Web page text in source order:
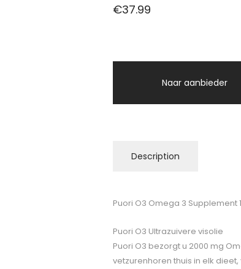
€37.99
Naar aanbieder
Description
Puori O3 Omega 3 Supplement
Puori O3 Ultrazuivere visolie
Puori O3 bezorgt u 2000 mg
vetzurenhoren thuis in elk